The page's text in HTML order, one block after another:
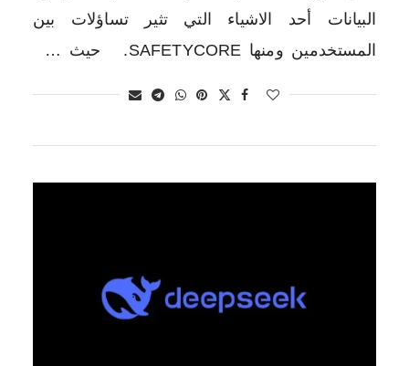
البيانات أحد الاشياء التي تثير تساؤلات بين
المستخدمين ومنها SAFETYCORE. حيث …